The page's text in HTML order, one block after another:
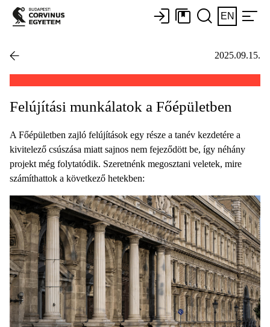
EN
2025.09.15.
Felújítási munkálatok a Főépületben
A Főépületben zajló felújítások egy része a tanév kezdetére a
kivitelező csúszása miatt sajnos nem fejeződött be, így néhány
projekt még folytatódik. Szeretnénk megosztani veletek, mire
számíthattok a következő hetekben: